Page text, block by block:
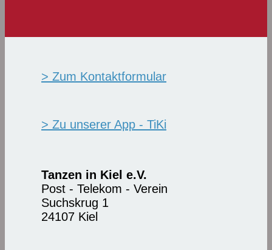
> Zum Kontaktformular
> Zu unserer App - TiKi
Tanzen in Kiel e.V.
Post - Telekom - Verein
Suchskrug 1
24107 Kiel